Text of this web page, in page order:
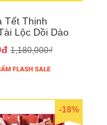
Tết Thịnh
Lộc Dồi Dào
1,180,000₫
-18%